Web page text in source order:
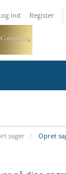
ind Register
sager Opret